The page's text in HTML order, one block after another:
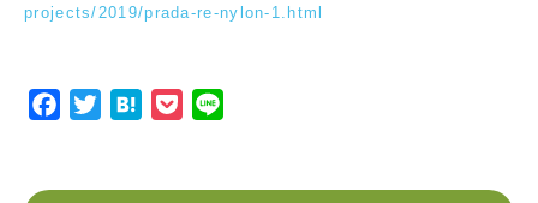
projects/2019/prada-re-nylon-1.html